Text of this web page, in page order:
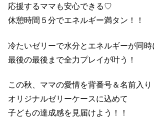
応援するママも安心できる♡
休憩時間５分でエネルギー満タン！！
冷たいゼリーで水分とエネルギーが同
最後の最後まで全力プレイが叶う！
この秋、ママの愛情を背番号＆名前入り
オリジナルゼリーケースに込めて
子どもの達成感を見届けよう！！